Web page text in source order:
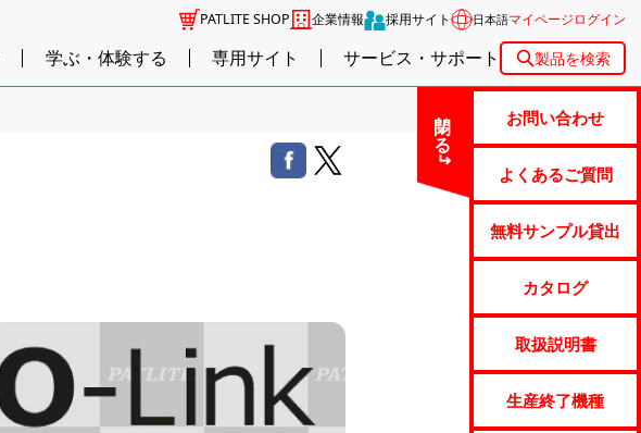
PATLITE SHOP 企業情報 採用サイト 日本語マイページログイン
学ぶ・体験する 専用サイト サービス・サポート 製品を検索
閉じる お問い合わせ
よくあるご質問
無料サンプル貸出
カタログ
取扱説明書
生産終了機種